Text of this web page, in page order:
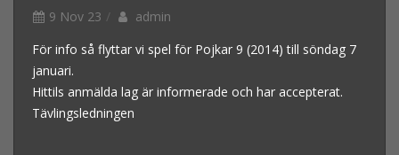
9 Nov 23
admin
För info så flyttar vi spel för Pojkar 9 (2014) till söndag 7
januari.
Hittils anmälda lag är informerade och har accepterat.
Tävlingsledningen